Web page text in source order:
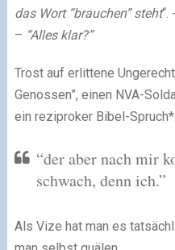
das Wort “brauchen” steht“.
– “Alles klar?”
Trost auf erlittene
Genossen”, einen NVA-
ein reziproker Bibel-Spruch*:
“der aber nach mir
schwach, denn ich.”
Als Vize hat man es